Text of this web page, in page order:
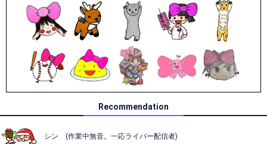
Recommendation
シン (作業中無音。一応ライバー配信者)